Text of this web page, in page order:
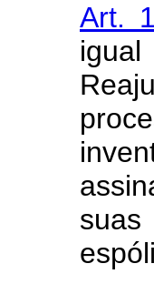
Art.